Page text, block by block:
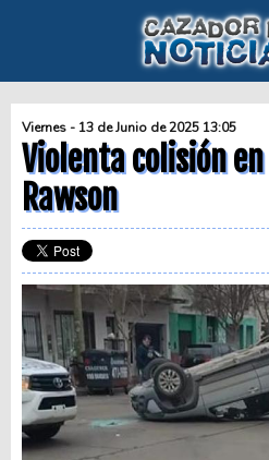
Viernes - 13 de Junio de 2025 13:05
Violenta colisión
Rawson